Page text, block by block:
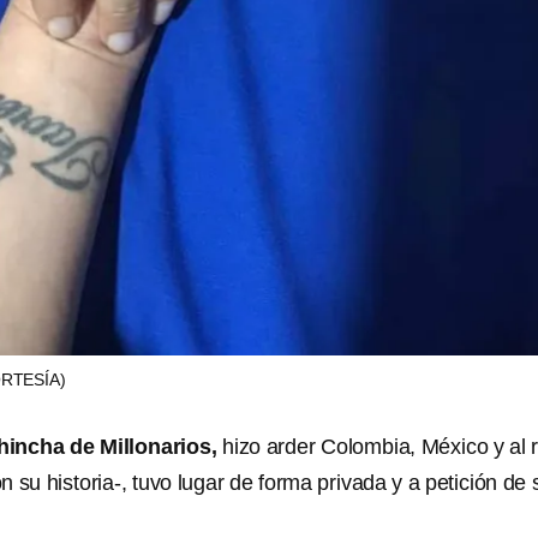
de Millonarios, hizo arder Colombia, México y al
su historia-, tuvo lugar de forma privada y a petición de